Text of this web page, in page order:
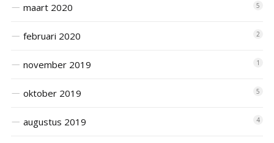
maart 2020 5
februari 2020 2
november 2019 1
oktober 2019 5
augustus 2019 4